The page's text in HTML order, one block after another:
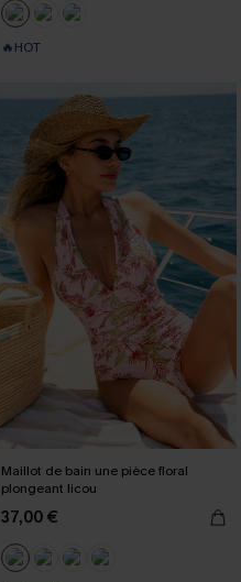
🔥HOT
Maillot de bain une pièce floral
plongeant licou
37,00 €